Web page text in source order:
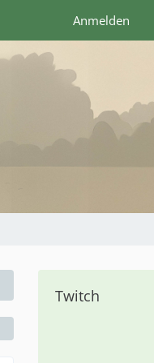
Anmelden
Twitch